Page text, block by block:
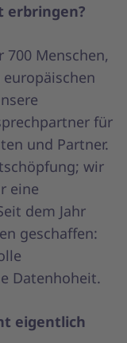
erbringen?
Menschen,
für
und Partner.
wir
eine
dem Jahr
geschaffen:
Datenhoheit.
eigentlich